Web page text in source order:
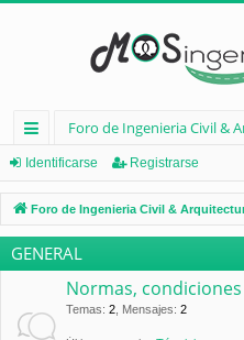
nl
ac
es
rá
d
Foro de Ingenieria Civil &
Identificarse Registrarse
Foro de Ingenieria Civil &
GENERAL
Normas,
Temas: 2 Mensajes: 2